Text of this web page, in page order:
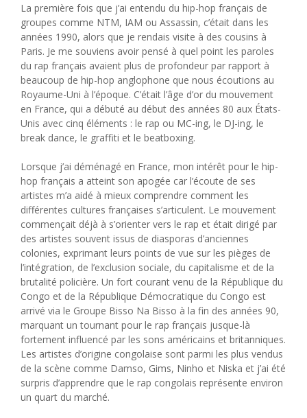
La première fois que j’ai entendu du hip-hop français de
groupes comme NTM, IAM ou Assassin, c’était dans les
années 1990, alors que je rendais visite à des cousins ​​à
Paris. Je me souviens avoir pensé à quel point les paroles
du rap français avaient plus de profondeur par rapport à
beaucoup de hip-hop anglophone que nous écoutions au
Royaume-Uni à l’époque. C’était l’âge d’or du mouvement
en France, qui a débuté au début des années 80 aux États-
Unis avec cinq éléments : le rap ou MC-ing, le DJ-ing, le
break dance, le graffiti et le beatboxing.
Lorsque j’ai déménagé en France, mon intérêt pour le hip-
hop français a atteint son apogée car l’écoute de ses
artistes m’a aidé à mieux comprendre comment les
différentes cultures françaises s’articulent. Le mouvement
commençait déjà à s’orienter vers le rap et était dirigé par
des artistes souvent issus de diasporas d’anciennes
colonies, exprimant leurs points de vue sur les pièges de
l’intégration, de l’exclusion sociale, du capitalisme et de la
brutalité policière. Un fort courant venu de la République du
Congo et de la République Démocratique du Congo est
arrivé via le Groupe Bisso Na Bisso à la fin des années 90,
marquant un tournant pour le rap français jusque-là
fortement influencé par les sons américains et britanniques.
Les artistes d’origine congolaise sont parmi les plus vendus
de la scène comme Damso, Gims, Ninho et Niska et j’ai été
surpris d’apprendre que le rap congolais représente environ
un quart du marché.